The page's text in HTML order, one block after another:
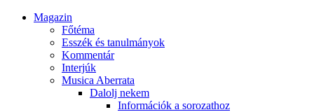
Magazin
Főtéma
Esszék és tanulmányok
Kommentár
Interjúk
Musica Aberrata
Dalolj nekem
Információk a sorozathoz